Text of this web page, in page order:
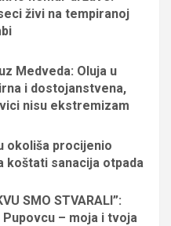
živi na tempiranoj
Medveda: Oluja u
i dostojanstvena,
nisu ekstremizam
okoliša procijenio
koštati sanacija otpada
SMO STVARALI”:
– moja i tvoja